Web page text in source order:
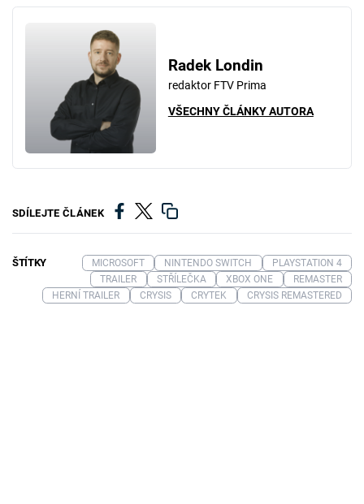
Radek Londin
redaktor FTV Prima
VŠECHNY ČLÁNKY AUTORA
SDÍLEJTE ČLÁNEK
ŠTÍTKY MICROSOFT NINTENDO SWITCH
PLAYSTATION 4
TRAILER
STŘÍLEČKA XBOX ONE
REMASTER
HERNÍ TRAILER
CRYSIS CRYTEK CRYSIS REMASTERED